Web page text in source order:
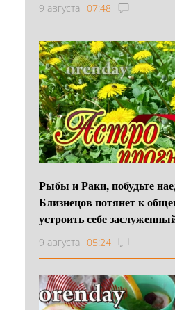
9 августа 07:48
Рыбы и Раки, побудьте
Близнецов потянет к
устроить себе
9 августа 05:24